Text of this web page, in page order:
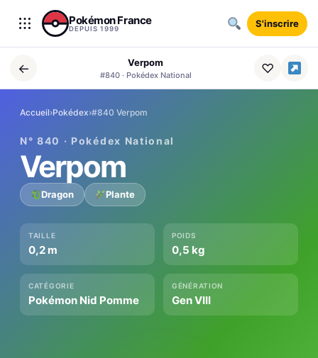
Aller au contenu
Pokémon France
DEPUIS 1999 S'inscrire
← Verpom
#840 · Pokédex National ♡
Accueil›Pokédex›#840 Verpom
N° 840 · Pokédex National
Verpom
Dragon Plante
TAILLE
0,2 m
POIDS
0,5 kg
CATÉGORIE
Pokémon Nid Pomme
GÉNÉRATION
Gen VIII